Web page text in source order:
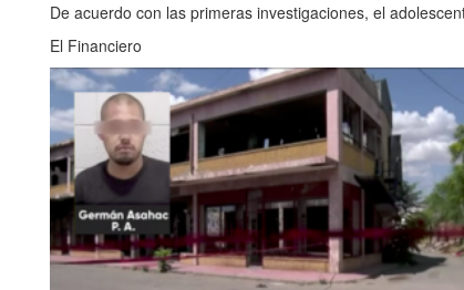
De acuerdo con las primeras investigaciones, el
El Financiero